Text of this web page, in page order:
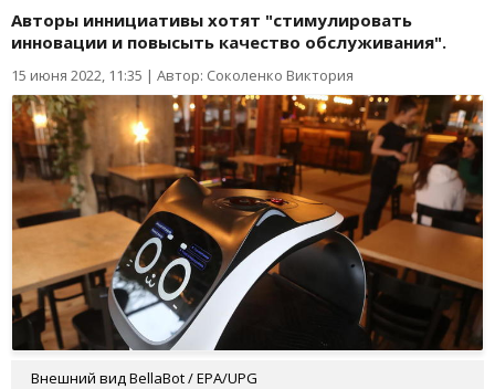
Авторы иннициативы хотят "стимулировать
инновации и повысыть качество обслуживания".
15 июня 2022, 11:35 | Автор: Соколенко Виктория
Внешний вид BellaBot / EPA/UPG